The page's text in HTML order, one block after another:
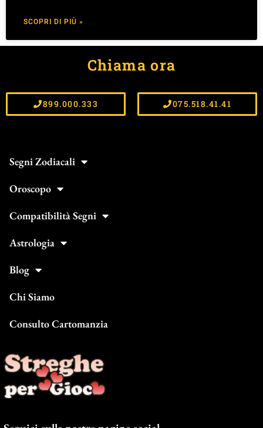
SCOPRI DI PIÙ »
Chiama ora
899.000.333 075.518.41.41
Segni Zodiacali
Oroscopo
Compatibilità Segni
Astrologia
Blog
Chi Siamo
Consulto Cartomanzia